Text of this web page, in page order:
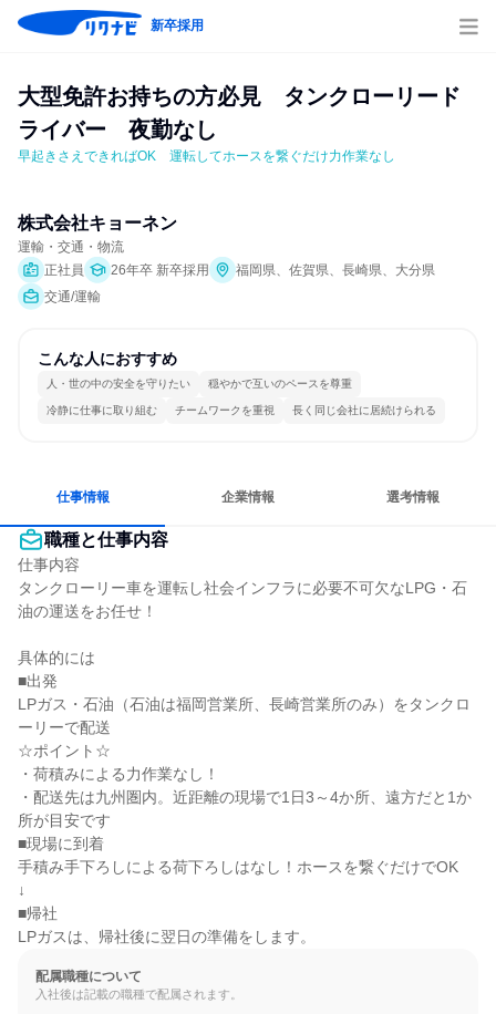
新卒採用
大型免許お持ちの方必見　タンクローリード
ライバー　夜勤なし
早起きさえできればOK　運転してホースを繋ぐだけ力作業なし
株式会社キョーネン
運輸・交通・物流
正社員
26年卒 新卒採用
福岡県、佐賀県、長崎県、大分県
交通/運輸
こんな人におすすめ
人・世の中の安全を守りたい 穏やかで互いのペースを尊重
冷静に仕事に取り組む チームワークを重視 長く同じ会社に居続けられる
仕事情報 企業情報 選考情報
職種と仕事内容
仕事内容
タンクローリー車を運転し社会インフラに必要不可欠なLPG・石
油の運送をお任せ！
具体的には
■出発
LPガス・石油（石油は福岡営業所、長崎営業所のみ）をタンクロ
ーリーで配送
☆ポイント☆
・荷積みによる力作業なし！
・配送先は九州圏内。近距離の現場で1日3～4か所、遠方だと1か
所が目安です
■現場に到着
手積み手下ろしによる荷下ろしはなし！ホースを繋ぐだけでOK
↓
■帰社
LPガスは、帰社後に翌日の準備をします。
配属職種について
入社後は記載の職種で配属されます。